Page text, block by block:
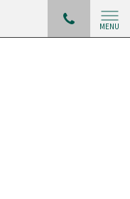
MENU